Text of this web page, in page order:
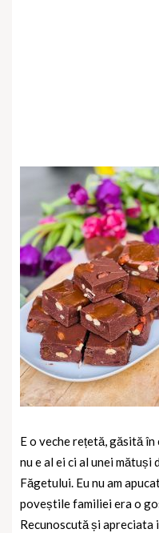
E o veche rețetă, găsită
nu e al ei ci al unei mătuși
Făgetului. Eu nu am
poveștile familiei era o
Recunoscută și apreciata